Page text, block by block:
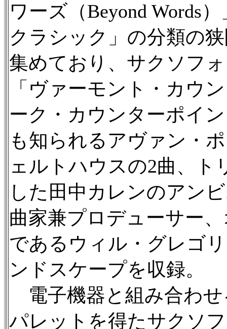
ワーズ（Beyond Words
クラシック」の分類の
集めており、サクソフ
「ヴァーモント・カウ
ーク・カウンターポイ
も知られるアヴァン・
ェルトハウスの2曲、ト
した田中カレンのアン
曲家兼プロデューサー
であるウィル・グレゴ
ンドスケープを収録。
電子機器と組み合わ
パレットを得たサクソ